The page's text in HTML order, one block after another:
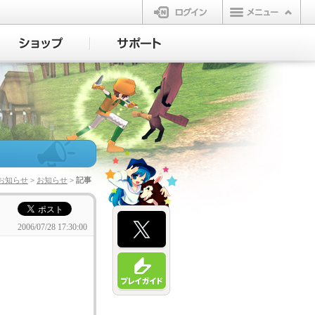
ログイン
知らせ > お知らせ > 記事
2006/07/28 17:30:00